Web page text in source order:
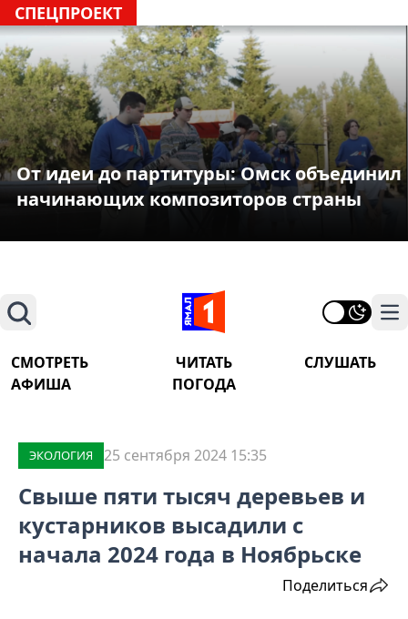
СПЕЦПРОЕКТ
От идеи до партитуры: Омск объединил
начинающих композиторов страны
Поиск
СМОТРЕТЬ ЧИТАТЬ
СЛУШАТЬ
АФИША
ПОГОДА
ЭКОЛОГИЯ 25 сентября 2024 15:35
Свыше пяти тысяч деревьев и
кустарников высадили с
начала 2024 года в Ноябрьске
Поделиться